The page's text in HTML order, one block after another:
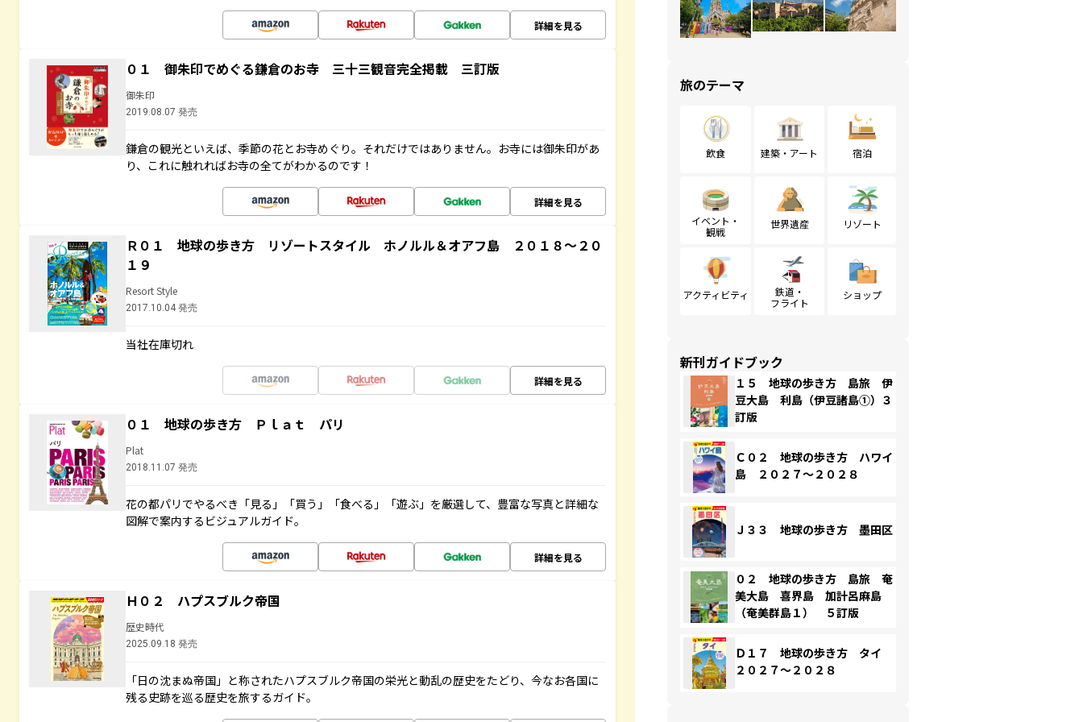
詳細を見る
０１ 御朱印でめぐる鎌倉のお寺 三十三観音完全掲載 三訂版
御朱印
2019.08.07 発売
鎌倉の観光といえば、季節の花とお寺めぐり。それだけではありません。お寺には御朱印があ
り、これに触れればお寺の全てがわかるのです！
詳細を見る
Ｒ０１ 地球の歩き方 リゾートスタイル ホノルル＆オアフ島 ２０１８～２０
１９
Resort Style
2017.10.04 発売
当社在庫切れ
詳細を見る
０１ 地球の歩き方 Ｐｌａｔ パリ
Plat
2018.11.07 発売
花の都パリでやるべき「見る」「買う」「食べる」「遊ぶ」を厳選して、豊富な写真と詳細な
図解で案内するビジュアルガイド。
詳細を見る
Ｈ０２ ハプスブルク帝国
歴史時代
2025.09.18 発売
「日の沈まぬ帝国」と称されたハプスブルク帝国の栄光と動乱の歴史をたどり、今なお各国に
残る史跡を巡る歴史を旅するガイド。
旅のテーマ
飲食 建築・アート 宿泊
イベント・
観戦
世界遺産 リゾート
アクティビティ
鉄道・
フライト
ショップ
新刊ガイドブック
１５ 地球の歩き方 島旅 伊
豆大島 利島（伊豆諸島①）３
訂版
Ｃ０２ 地球の歩き方 ハワイ
島 ２０２７～２０２８
Ｊ３３ 地球の歩き方 墨田区
０２ 地球の歩き方 島旅 奄
美大島 喜界島 加計呂麻島
（奄美群島１） ５訂版
Ｄ１７ 地球の歩き方 タイ
２０２７～２０２８